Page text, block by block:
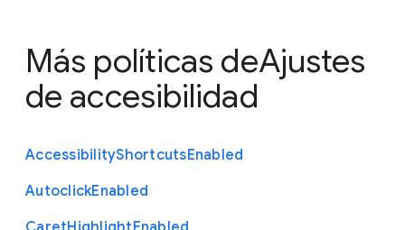
Más políticas deAjustes
de accesibilidad
AccessibilityShortcutsEnabled
AutoclickEnabled